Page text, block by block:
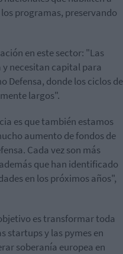
programas, preservando
en este sector: "Las
necesitan capital para
Defensa, donde los ciclos de
largos".
es que también estamos
aumento de fondos de
Cada vez son más
que han identificado
en los próximos años",
es transformar toda
startups y las pymes en
soberanía europea en